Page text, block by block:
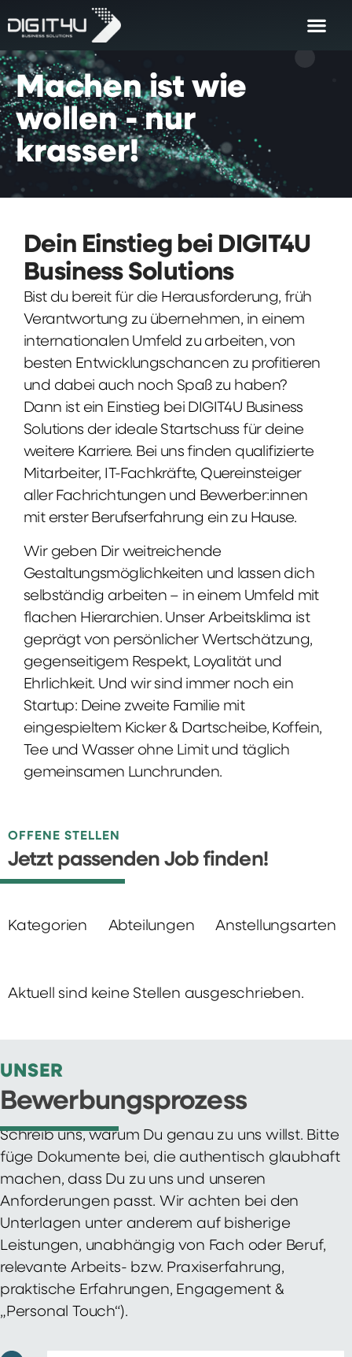
Machen ist wie
wollen - nur
krasser!
Dein Einstieg bei DIGIT4U
Business Solutions
Bist du bereit für die Herausforderung, früh
Verantwortung zu übernehmen, in einem
internationalen Umfeld zu arbeiten, von
besten Entwicklungschancen zu profitieren
und dabei auch noch Spaß zu haben?
Dann ist ein Einstieg bei DIGIT4U Business
Solutions der ideale Startschuss für deine
weitere Karriere. Bei uns finden qualifizierte
Mitarbeiter, IT-Fachkräfte, Quereinsteiger
aller Fachrichtungen und Bewerber:innen
mit erster Berufserfahrung ein zu Hause.
Wir geben Dir weitreichende
Gestaltungsmöglichkeiten und lassen dich
selbständig arbeiten – in einem Umfeld mit
flachen Hierarchien. Unser Arbeitsklima ist
geprägt von persönlicher Wertschätzung,
gegenseitigem Respekt, Loyalität und
Ehrlichkeit. Und wir sind immer noch ein
Startup: Deine zweite Familie mit
eingespieltem Kicker & Dartscheibe, Koffein,
Tee und Wasser ohne Limit und täglich
gemeinsamen Lunchrunden.
OFFENE STELLEN
Jetzt passenden Job finden!
Kategorien Abteilungen Anstellungsarten
Aktuell sind keine Stellen ausgeschrieben.
UNSER
Bewerbungsprozess
Schreib uns, warum Du genau zu uns willst. Bitte
füge Dokumente bei, die authentisch glaubhaft
machen, dass Du zu uns und unseren
Anforderungen passt. Wir achten bei den
Unterlagen unter anderem auf bisherige
Leistungen, unabhängig von Fach oder Beruf,
relevante Arbeits- bzw. Praxiserfahrung,
praktische Erfahrungen, Engagement &
„Personal Touch“).